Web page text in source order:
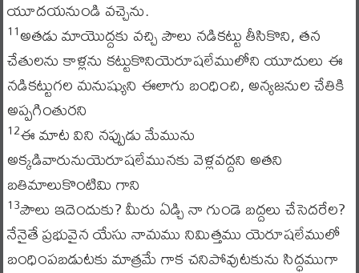
యూదయనుండి వచ్చెను.
11అతడు మాయొద్దకు వచ్చి పౌలు నడికట్టు తీసికొని, తన
చేతులను కాళ్లను కట్టుకొనియెరూషలేములోని యూదులు ఈ
నడికట్టుగల మనుష్యుని ఈలాగు బంధించి, అన్యజనుల చేతికి
అప్పగింతురని
12ఈ మాట విని నప్పుడు మేమును
అక్కడివారునుయెరూషలేమునకు వెళ్లవద్దని అతని
బతిమాలుకొంటిమి గాని
13పౌలు ఇదెందుకు? మీరు ఏడ్చి నా గుండె బద్దలు చేసెదరేల?
నేనైతే ప్రభువైన యేసు నామము నిమిత్తము యెరూషలేములో
బంధింపబడుటకు మాత్రమే గాక చనిపోవుటకును సిద్ధముగా